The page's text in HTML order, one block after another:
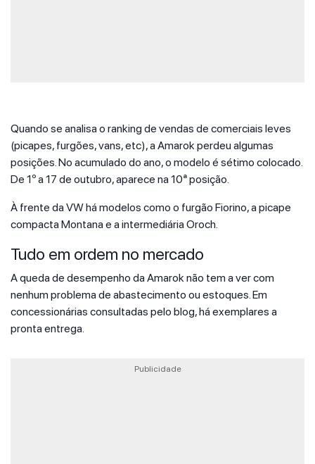
Quando se analisa o ranking de vendas de comerciais leves
(picapes, furgões, vans, etc), a Amarok perdeu algumas
posições. No acumulado do ano, o modelo é sétimo colocado.
De 1º a 17 de outubro, aparece na 10ª posição.
À frente da VW há modelos como o furgão Fiorino, a picape
compacta Montana e a intermediária Oroch.
Tudo em ordem no mercado
A queda de desempenho da Amarok não tem a ver com
nenhum problema de abastecimento ou estoques. Em
concessionárias consultadas pelo blog, há exemplares a
pronta entrega.
Publicidade